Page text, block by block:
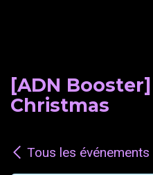
[ADN
Christmas
Tous les événements